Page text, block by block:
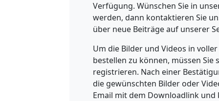
Verfügung. Wünschen Sie in
werden, dann kontaktieren Sie
über neue Beiträge auf unserer
Um die Bilder und Videos in
bestellen zu können, müssen
registrieren. Nach einer
die gewünschten Bilder oder
Email mit dem Downloadlink